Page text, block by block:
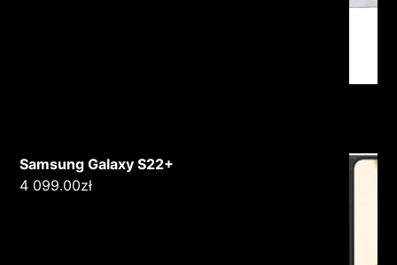
Samsung Galaxy S22+
4 099.00zł